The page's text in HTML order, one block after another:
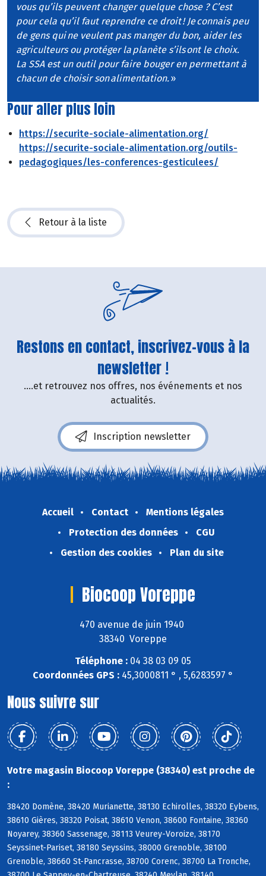
vous qu’ils peuvent changer quelque chose ? C’est
pour cela qu’il faut reprendre ce droit ! Je connais peu
de gens qui ne veulent pas manger du bon, aider les
agriculteurs ou protéger la planète s’ils ont le choix.
La SSA est un outil pour faire bouger en permettant à
chacun de choisir son alimentation.»
Pour aller plus loin
https://securite-sociale-alimentation.org/
https://securite-sociale-alimentation.org/outils-
pedagogiques/les-conferences-gesticulees/
Retour à la liste
Restons en contact, inscrivez-vous à la
newsletter !
....et retrouvez nos offres, nos événements et nos
actualités.
Inscription newsletter
Accueil Contact
Mentions légales
Protection des données
CGU
Gestion des cookies
Plan du site
Biocoop Voreppe
470 avenue de juin 1940
38340 Voreppe
Téléphone : 04 38 03 09 05
Coordonnées GPS : 45,3000811 ° , 5,6283597 °
Nous suivre sur
Votre magasin Biocoop Voreppe (38340) est proche de
:
38420 Domène, 38420 Murianette, 38130 Echirolles, 38320 Eybens,
38610 Gières, 38320 Poisat, 38610 Venon, 38600 Fontaine, 38360
Noyarey, 38360 Sassenage, 38113 Veurey-Voroize, 38170
Seyssinet-Pariset, 38180 Seyssins, 38000 Grenoble, 38100
Grenoble, 38660 St-Pancrasse, 38700 Corenc, 38700 La Tronche,